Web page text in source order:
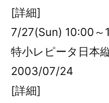
[詳細]
7/27(Sun) 10:00～
特小レピータ日本
2003/07/24
[詳細]